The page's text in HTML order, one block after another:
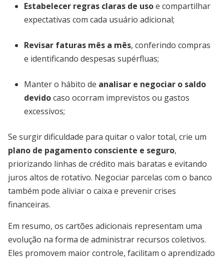
Estabelecer regras claras de usoe compartilhar
expectativas com cada usuário adicional;
Revisar faturas mês a mês, conferindo compras
e identificando despesas supérfluas;
Manter o hábito de analisar e negociar o saldo
devidocaso ocorram imprevistos ou gastos
excessivos;
Se surgir dificuldade para quitar o valor total, crie um
plano de pagamento consciente e seguro,
priorizando linhas de crédito mais baratas e evitando
juros altos de rotativo. Negociar parcelas com o banco
também pode aliviar o caixa e prevenir crises
financeiras.
Em resumo, os cartões adicionais representam uma
evolução na forma de administrar recursos coletivos.
Eles promovem maior controle, facilitam o aprendizado